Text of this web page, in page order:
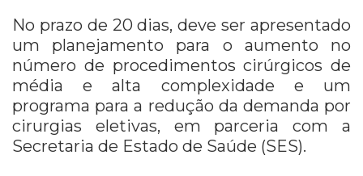
No prazo de 20 dias, deve ser apresentado
um planejamento para o aumento no
número de procedimentos cirúrgicos de
média e alta complexidade e um
programa para a redução da demanda por
cirurgias eletivas, em parceria com a
Secretaria de Estado de Saúde (SES).